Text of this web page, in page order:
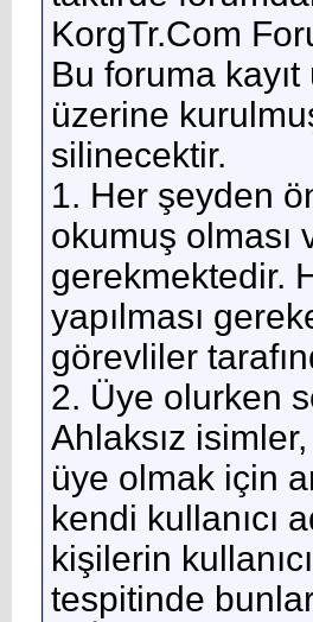
KorgTr.Com
Bu foruma
üzerine
silinecektir.
1. Her şeyden
okumuş olması
gerekmektedir.
yapılması
görevliler
2. Üye olurken
Ahlaksız isimler,
üye olmak için
kendi kullanıcı
kişilerin
tespitinde